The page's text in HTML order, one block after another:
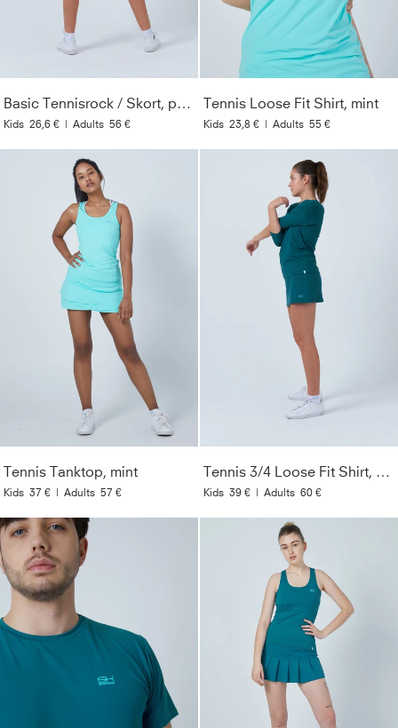
Basic Tennisrock / Skort, petrol grün
Kids 26,6 € | Adults 56 €
Tennis Loose Fit Shirt, mint
Kids 23,8 € | Adults 55 €
Tennis Tanktop, mint
Kids 37 € | Adults 57 €
Tennis 3/4 Loose Fit Shirt, petrol grün
Kids 39 € | Adults 60 €